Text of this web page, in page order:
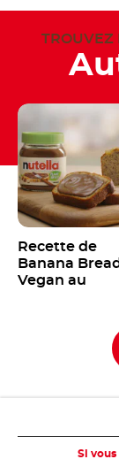
TROUVEZ
Recette de
Banana Bread
Vegan au
Si